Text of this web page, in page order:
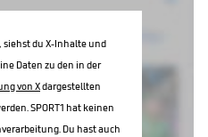
siehst du X-Inhalte und
Daten zu den in der
von Xdargestellten
SPORT1 hat keinen
Du hast auch